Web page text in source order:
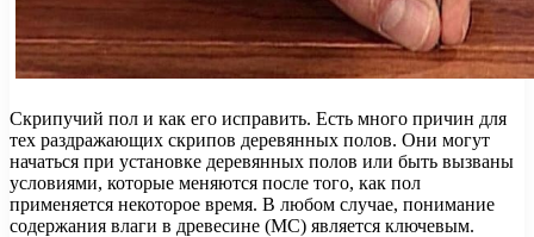
Скрипучий пол и как его исправить. Есть много причин для
тех раздражающих скрипов деревянных полов. Они могут
начаться при установке деревянных полов или быть вызваны
условиями, которые меняются после того, как пол
применяется некоторое время. В любом случае, понимание
содержания влаги в древесине (MC) является ключевым.